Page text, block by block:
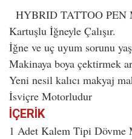
HYBRID TATTOO
Kartuşlu İğneyle Çalışır.
İğne ve uç uyum sorunu
Makinaya boya çektirmek
Yeni nesil kalıcı makyaj
İsviçre Motorludur
İÇERİK
1 Adet Kalem Tipi Dövme